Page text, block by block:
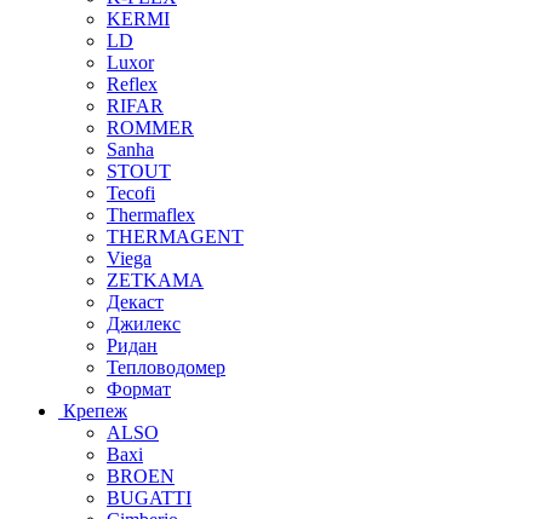
KERMI
LD
Luxor
Reflex
RIFAR
ROMMER
Sanha
STOUT
Tecofi
Thermaflex
THERMAGENT
Viega
ZETKAMA
Декаст
Джилекс
Ридан
Тепловодомер
Формат
Крепеж
ALSO
Baxi
BROEN
BUGATTI